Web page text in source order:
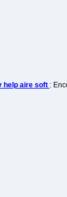
help aire soft :